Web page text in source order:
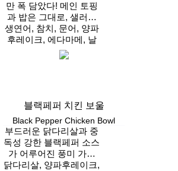
만 폭 담았다! 메인 토핑
과 밥은 그대로, 샐러드
는 가볍게 즐기는 라이트
한 실속 포케
생연어, 참치, 문어, 양파
후레이크, 에다마메, 날
치알, 김, 후리카케
블랙페퍼 치킨 보울
Black Pepper Chicken Bowl
부드러운 닭다리살과 중
독성 강한 블랙페퍼 소스
가 어루어진 풍미 가득
보울
닭다리살, 양파후레이크,